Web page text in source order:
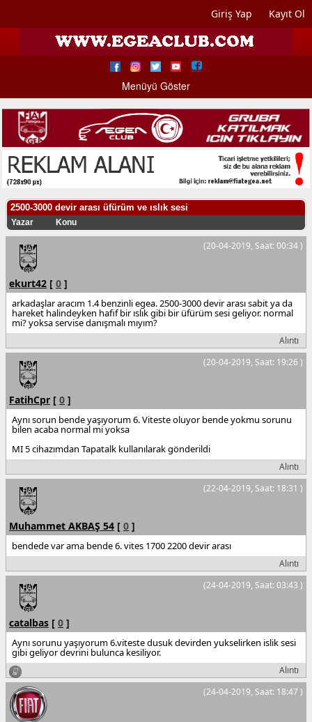
Giriş Yap Kayıt Ol
Menüyü Göster
2500-3000 devir arası üfürüm ve ıslık sesi
Yazar Konu
(20-04-2019, Saat: 00:34 )
ekurt42 [ 0 ]
arkadaşlar aracım 1.4 benzinli egea. 2500-3000 devir arası sabit ya da
hareket halindeyken hafif bir ıslık gibi bir üfürüm sesi geliyor. normal
mi? yoksa servise danışmalı mıyım?
Alıntı
(20-04-2019, Saat: 19:26 )
FatihCpr [ 0 ]
Aynı sorun bende yaşıyorum 6. Viteste oluyor bende yokmu sorunu
bilen acaba normal mi yoksa
MI 5 cihazımdan Tapatalk kullanılarak gönderildi
Alıntı
(22-04-2019, Saat: 18:31 )
Muhammet AKBAŞ 54 [ 0 ]
bendede var ama bende 6. vites 1700 2200 devir arası
Alıntı
(24-04-2019, Saat: 03:43 )
catalbas [ 0 ]
Aynı sorunu yaşıyorum 6.viteste dusuk devirden yukselirken islik sesi
gibi geliyor devrini bulunca kesiliyor.
Alıntı
(24-04-2019, Saat: 18:47 )